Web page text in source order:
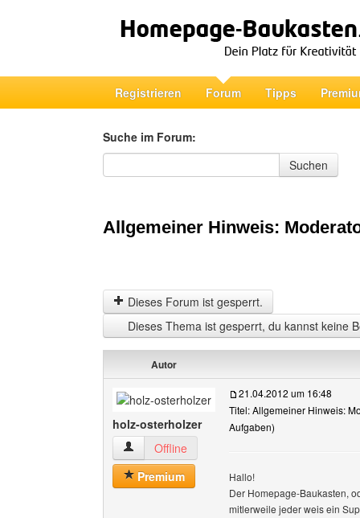
Registrieren Forum Tipps
Suche im Forum:
Suche im Forum
Suchen
Allgemeiner Hinweis:
Dieses Forum ist gesperrt.
Dieses Thema ist gesperrt, du kannst keine
Autor
holz-osterholzer
holz-osterholzer Benutzer-Profile anzeigen
Offline
Premium
21.04.2012 um 16:48
Titel: Allgemeiner Hinweis:
Aufgaben)
Hallo!
Der Homepage-Baukasten,
mitlerweile jeder weis ein